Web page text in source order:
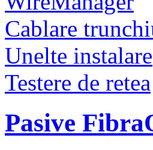
Cablare
Unelte instalare
Testere de retea
Pasive